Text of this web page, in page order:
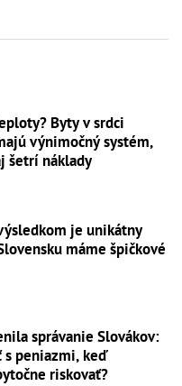
Byty v srdci
výnimočný systém,
šetrí náklady
je unikátny
máme špičkové
správanie Slovákov:
s peniazmi, keď
riskovať?